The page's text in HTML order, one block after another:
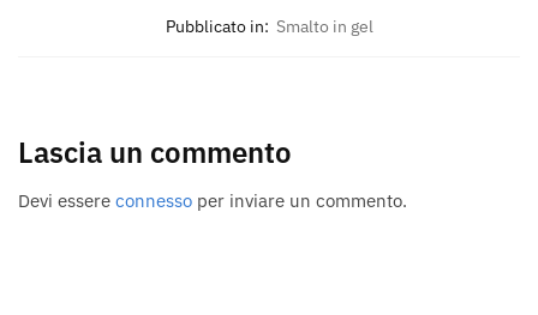
Pubblicato in: Smalto in gel
Lascia un commento
Devi essere connesso per inviare un commento.